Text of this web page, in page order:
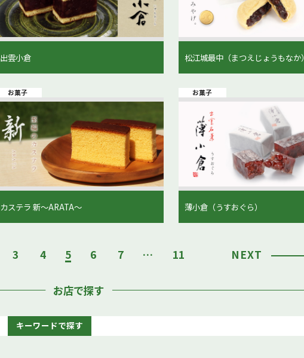
出雲小倉 松江城最中（まつえじょうもなか）
お菓子
カステラ 新〜ARATA〜
お菓子
薄小倉（うすおぐら）
3 4 5 6 7 … 11 NEXT
お店で探す
キーワードで探す